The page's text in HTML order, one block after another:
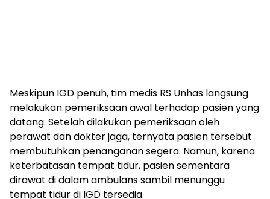
Meskipun IGD penuh, tim medis RS Unhas langsung
melakukan pemeriksaan awal terhadap pasien yang
datang. Setelah dilakukan pemeriksaan oleh
perawat dan dokter jaga, ternyata pasien tersebut
membutuhkan penanganan segera. Namun, karena
keterbatasan tempat tidur, pasien sementara
dirawat di dalam ambulans sambil menunggu
tempat tidur di IGD tersedia.